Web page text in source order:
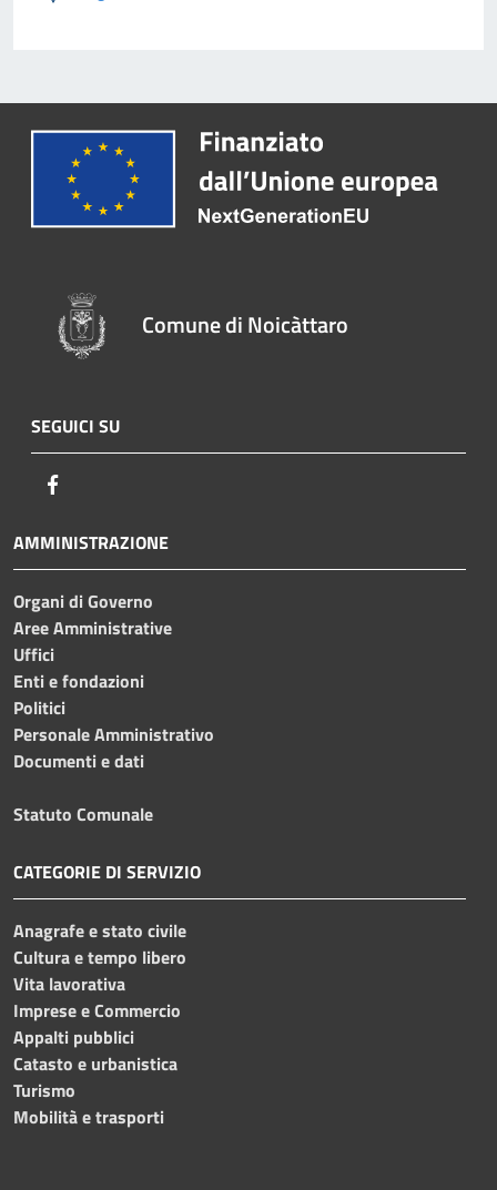
Comune di Noicàttaro
SEGUICI SU
AMMINISTRAZIONE
Organi di Governo
Aree Amministrative
Uffici
Enti e fondazioni
Politici
Personale Amministrativo
Documenti e dati
Statuto Comunale
CATEGORIE DI SERVIZIO
Anagrafe e stato civile
Cultura e tempo libero
Vita lavorativa
Imprese e Commercio
Appalti pubblici
Catasto e urbanistica
Turismo
Mobilità e trasporti